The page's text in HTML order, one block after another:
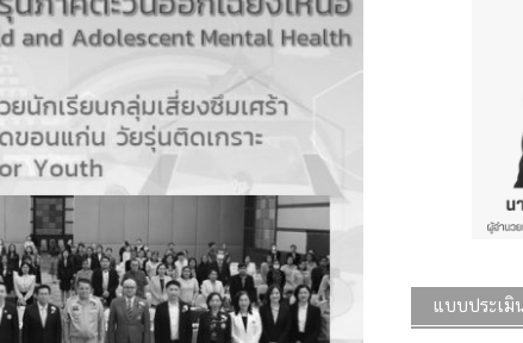
แบบประเมิ